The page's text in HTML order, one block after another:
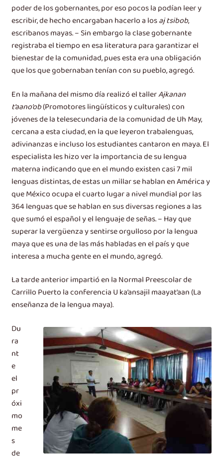
poder de los gobernantes, por eso pocos la podían leer y
escribir, de hecho encargaban hacerlo a losaj tsibob,
escribanos mayas. – Sin embargo la clase gobernante
registraba el tiempo en esa literatura para garantizar el
bienestar de la comunidad, pues esta era una obligación
que los que gobernaban tenían con su pueblo, agregó.
En la mañana del mismo día realizó el tallerAjkanan
t’aano’ob(Promotores lingüísticos y culturales) con
jóvenes de la telesecundaria de la comunidad de Uh May,
cercana a esta ciudad, en la que leyeron trabalenguas,
adivinanzas e incluso los estudiantes cantaron en maya. El
especialista les hizo ver la importancia de su lengua
materna indicando que en el mundo existen casi 7 mil
lenguas distintas, de estas un millar se hablan en América y
que México ocupa el cuarto lugar a nivel mundial por las
364 lenguas que se hablan en sus diversas regiones a las
que sumó el español y el lenguaje de señas. – Hay que
superar la vergüenza y sentirse orgulloso por la lengua
maya que es una de las más habladas en el país y que
interesa a mucha gente en el mundo, agregó.
La tarde anterior impartió en la Normal Preescolar de
Carrillo Puerto la conferencia U ka’ansajil maayat’aan (La
enseñanza de la lengua maya).
Du
ra
nt
e
el
pr
óxi
mo
me
s
de